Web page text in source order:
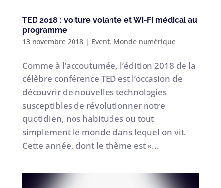
TED 2018 : voiture volante et Wi-Fi médical au
programme
13 novembre 2018| Event, Monde numérique
Comme à l’accoutumée, l’édition 2018 de la
célèbre conférence TED est l’occasion de
découvrir de nouvelles technologies
susceptibles de révolutionner notre
quotidien, nos habitudes ou tout
simplement le monde dans lequel on vit.
Cette année, dont le thème est «...